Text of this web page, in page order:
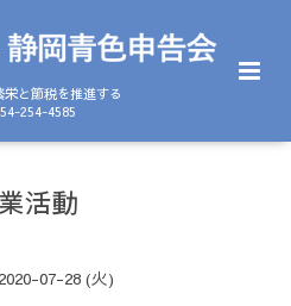
栄と節税を推進する
254-4585
活動
07-28 (火)